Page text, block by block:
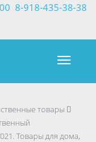
8-918-435-38-38
товары
Товары для дома,